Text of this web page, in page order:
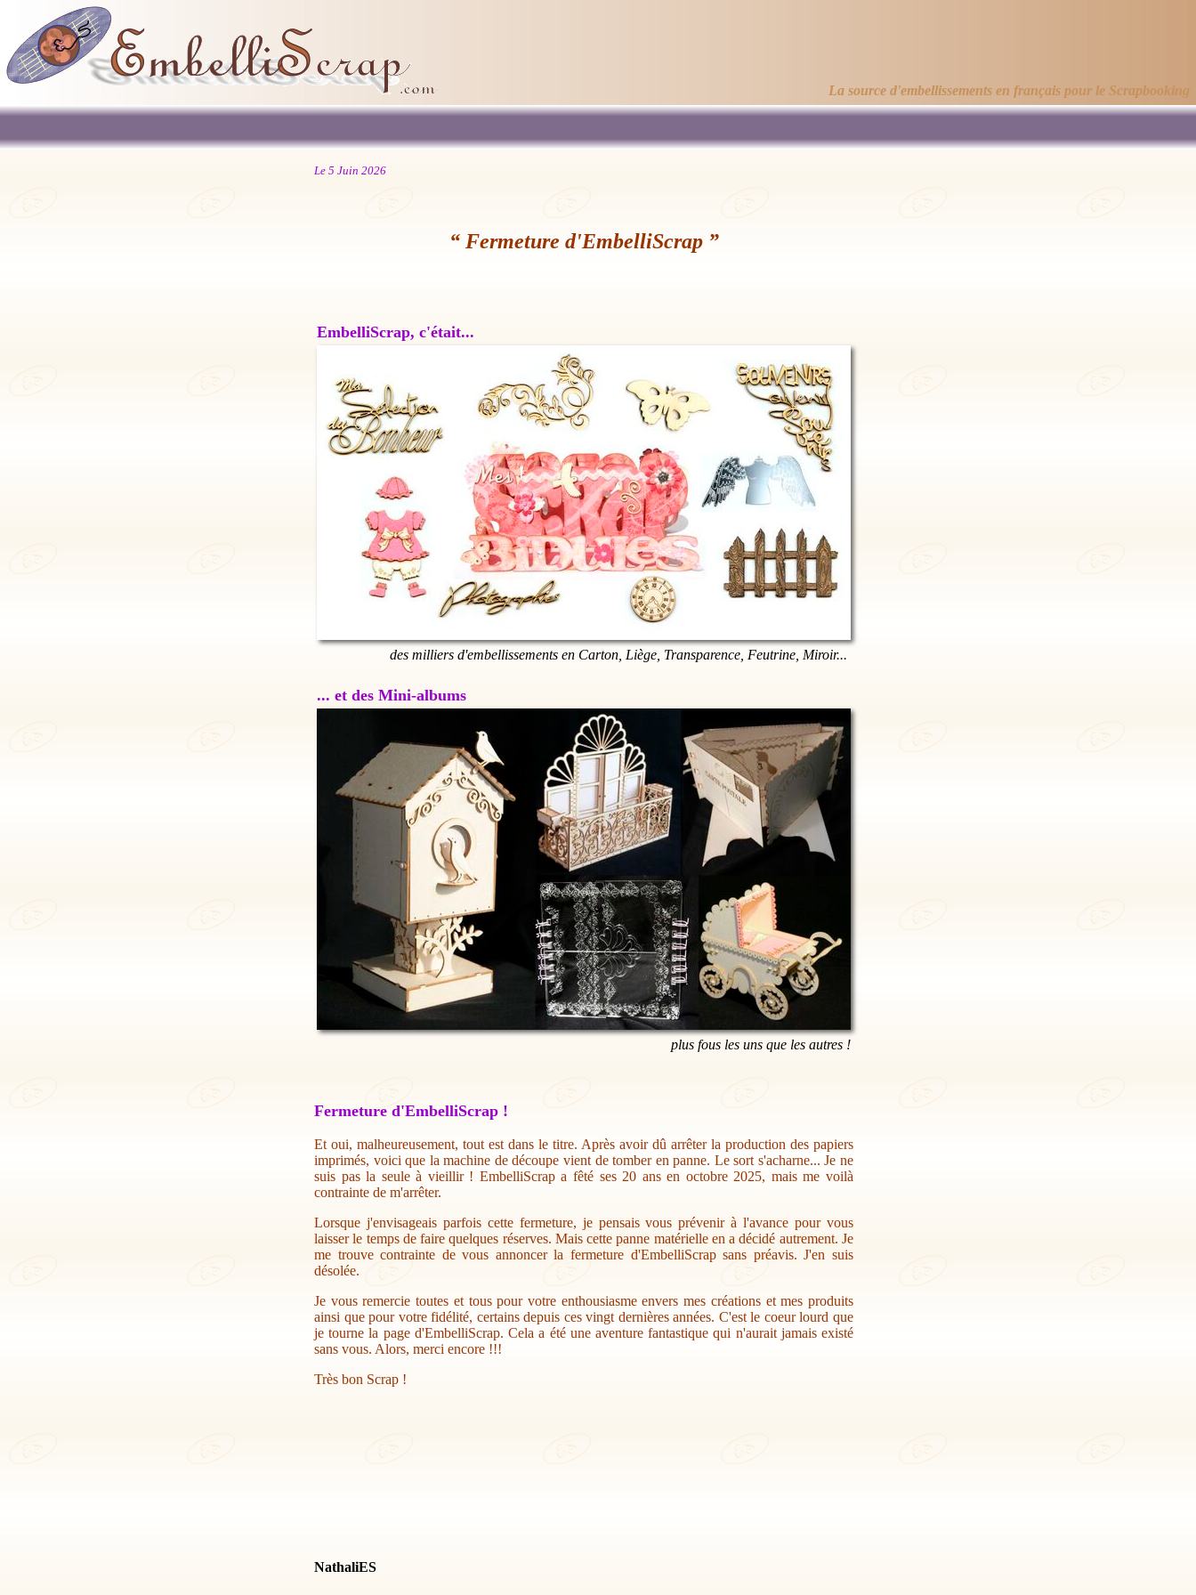
La source d'embellissements en français pour le Scrapbooking
Le 5 Juin 2026
“ Fermeture d'EmbelliScrap ”
EmbelliScrap, c'était...
des milliers d'embellissements en Carton, Liège, Transparence, Feutrine, Miroir...
... et des Mini-albums
plus fous les uns que les autres !
Fermeture d'EmbelliScrap !
Et oui, malheureusement, tout est dans le titre. Après avoir dû arrêter la production des papiers
imprimés, voici que la machine de découpe vient de tomber en panne. Le sort s'acharne... Je ne
suis pas la seule à vieillir ! EmbelliScrap a fêté ses 20 ans en octobre 2025, mais me voilà
contrainte de m'arrêter.
Lorsque j'envisageais parfois cette fermeture, je pensais vous prévenir à l'avance pour vous
laisser le temps de faire quelques réserves. Mais cette panne matérielle en a décidé autrement. Je
me trouve contrainte de vous annoncer la fermeture d'EmbelliScrap sans préavis. J'en suis
désolée.
Je vous remercie toutes et tous pour votre enthousiasme envers mes créations et mes produits
ainsi que pour votre fidélité, certains depuis ces vingt dernières années. C'est le coeur lourd que
je tourne la page d'EmbelliScrap. Cela a été une aventure fantastique qui n'aurait jamais existé
sans vous. Alors, merci encore !!!
Très bon Scrap !
NathaliES